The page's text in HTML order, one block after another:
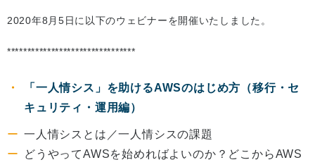
2020年8月5日に以下のウェビナーを開催いたしました。
********************************
「一人情シス」を助けるAWSのはじめ方（移行・セ
キュリティ・運用編）
一人情シスとは／一人情シスの課題
どうやってAWSを始めればよいのか？どこからAWS